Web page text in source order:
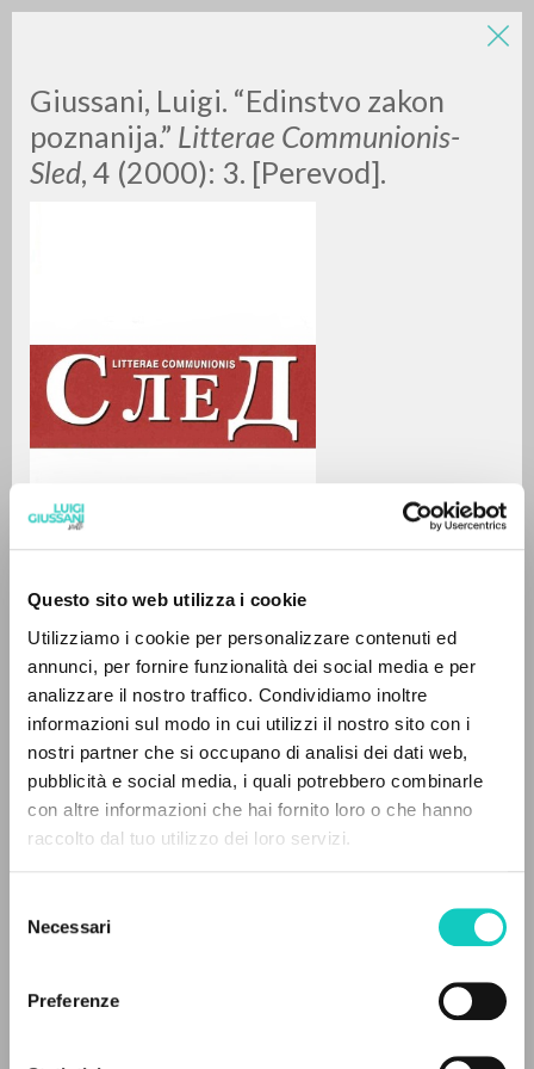
Questo sito web utilizza i cookie
Utilizziamo i cookie per personalizzare contenuti ed
annunci, per fornire funzionalità dei social media e per
analizzare il nostro traffico. Condividiamo inoltre
informazioni sul modo in cui utilizzi il nostro sito con i
nostri partner che si occupano di analisi dei dati web,
pubblicità e social media, i quali potrebbero combinarle
con altre informazioni che hai fornito loro o che hanno
raccolto dal tuo utilizzo dei loro servizi.
delNecessari
Preferenze
Giussani, Luigi. “Edinstvo zakon
poznanija.” Litterae Communionis-
Sled, 4 (2000): 3. [Perevod].
Giussani Luigi Author
Russian
Litterae Communionis-Sled
2000
Pages: 1
14/07/2020
LUIGI
GIUSSANI
0RESULTS FOUND
MORE RESULTS